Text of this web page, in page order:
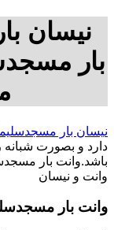
نیسان
بار
نیسان بار
دارد و بصورت
باشد.وانت بار
وانت و نیسان
وانت بار